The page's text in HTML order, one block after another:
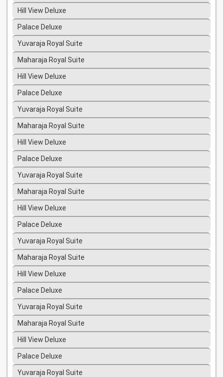
Hill View Deluxe
Palace Deluxe
Yuvaraja Royal Suite
Maharaja Royal Suite
Hill View Deluxe
Palace Deluxe
Yuvaraja Royal Suite
Maharaja Royal Suite
Hill View Deluxe
Palace Deluxe
Yuvaraja Royal Suite
Maharaja Royal Suite
Hill View Deluxe
Palace Deluxe
Yuvaraja Royal Suite
Maharaja Royal Suite
Hill View Deluxe
Palace Deluxe
Yuvaraja Royal Suite
Maharaja Royal Suite
Hill View Deluxe
Palace Deluxe
Yuvaraja Royal Suite